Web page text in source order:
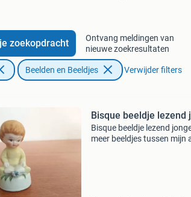
zoekopdracht
Ontvang meldingen van
nieuwe zoekresultaten
Beelden en Beeldjes Verwijder filters
Bisque beeldje
Bisque beeldje lezend
meer beeldjes tussen mijn